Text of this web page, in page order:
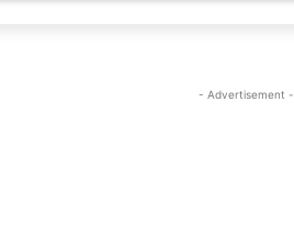
- Advertisement -